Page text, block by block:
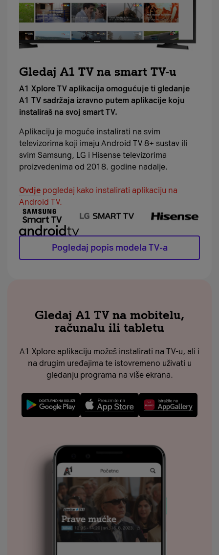
Gledaj A1 TV na smart TV-u
A1 Xplore TV aplikacija omogućuje ti gledanje
A1 TV sadržaja izravno putem aplikacije koju
instaliraš na svoj smart TV.
Aplikaciju je moguće instalirati na svim
televizorima koji imaju Android TV 8+ sustav ili
svim Samsung, LG i Hisense televizorima
proizvedenima od 2018. godine nadalje.
Ovdje pogledaj kako instalirati aplikaciju na
Android TV.
Pogledaj popis modela TV-a
Gledaj A1 TV na mobitelu,
računalu ili tabletu
A1 Xplore aplikaciju možeš instalirati na TV-u, ali i
na drugim uređajima te istovremeno uživati u
gledanju programa na više ekrana.